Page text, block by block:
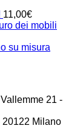
20,00€
11,00€
dei mobili
su misura
21 -
Milano